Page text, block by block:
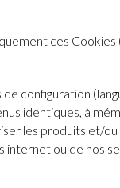
ces Cookies
configuration
identiques, à
les produits et/
ou de nos